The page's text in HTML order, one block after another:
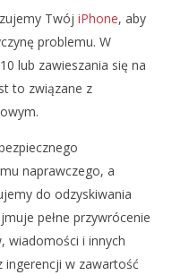
Twój iPhone, aby
problemu. W
lub zawieszania się na
to związane z
naprawczego, a
do odzyskiwania
pełne przywrócenie
wiadomości i innych
ingerencji w zawartość